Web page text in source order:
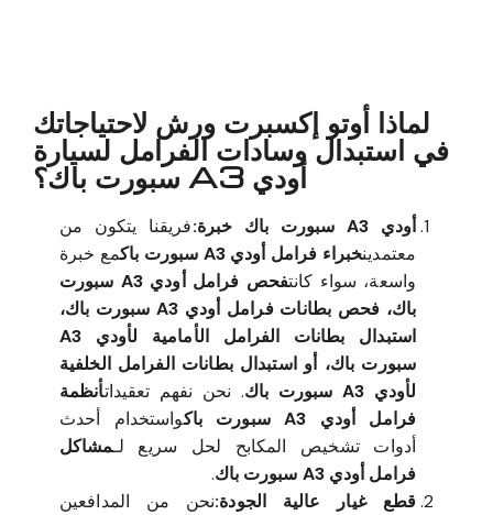
لماذا أوتو إكسبرت ورش لاحتياجاتك
في استبدال وسادات الفرامل لسيارة
أودي A3 سبورت باك؟
أودي A3 سبورت باك خبرة:
فريقنا يتكون من
معتمدينخبراء فرامل أودي A3 سبورت باك
مع خبرة
واسعة، سواء كانت
فحص فرامل أودي A3 سبورت
باك، فحص بطانات فرامل أودي A3 سبورت باك،
استبدال بطانات الفرامل الأمامية لأودي A3
سبورت باك، أو استبدال بطانات الفرامل الخلفية
لأودي A3 سبورت باك
. نحن نفهم تعقيداتأنظمة
فرامل أودي A3 سبورت باك
واستخدام أحدث
أدوات تشخيص المكابح لحل سريع لـمشاكل
فرامل أودي A3 سبورت باك
.
قطع غيار عالية الجودة:نحن من المدافعين